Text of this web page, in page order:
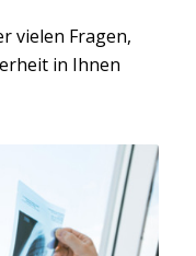
vielen Fragen,
in Ihnen